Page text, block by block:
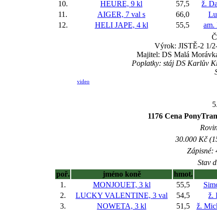
10.
HEURE, 9 kl 57,5
ž.
11.
AIGER, 7 val s 66,0
12.
HELI JAPE, 4 kl 55,5
am.
Výrok: JISTĚ-2 1/
Majitel: DS Malá
Poplatky: stáj DS Karlův
video
1176 Cena
30.000 Kč
Zápisné:
Stav
poř.
jméno koně
hmot.
1.
MONJOUET, 3 kl 55,5
2.
LUCKY VALENTINE, 3 val 54,5
ž.
3.
NOWETA, 3 kl 51,5
ž.